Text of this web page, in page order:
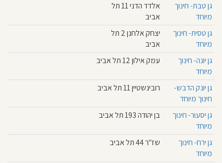
גן טבת- חינוך
מיוחד
אלדד הדני 11 תל
אביב
גן טסית- חינוך
מיוחד
יצחק אלחנן 2 תל
אביב
גן יונה- חינוך
מיוחד
עמק אילון 12 תל אביב
גן יונק הדבש-
חינוך מיוחד
רובינשטיין 11 תל אביב
גן יסעור- חינוך
מיוחד
בן יהודה 193 תל אביב
גן ירח- חינוך
מיוחד
שז"ר 44 תל אביב